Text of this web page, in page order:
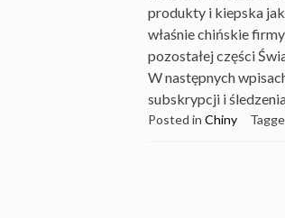
produkty i kiepska
właśnie chińskie
pozostałej części
W następnych
subskrypcji i
Posted in Chiny